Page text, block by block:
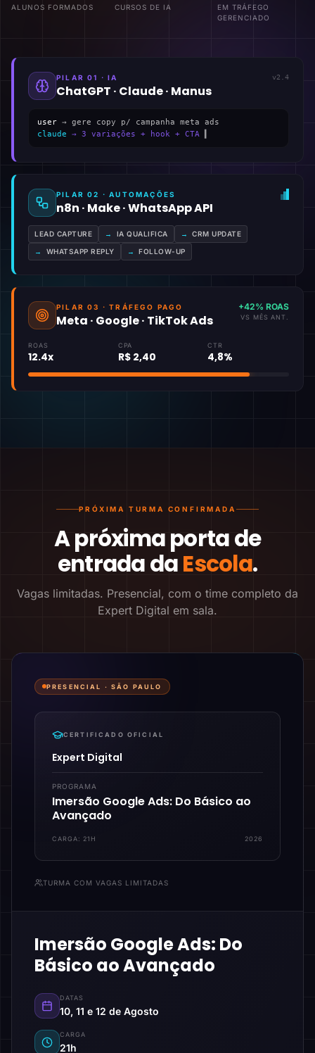
ALUNOS FORMADOS CURSOS DE IA
EM TRÁFEGO
GERENCIADO
PILAR 01 · IA
ChatGPT · Claude · Manus
v2.4
user → gere copy p/ campanha meta ads
claude → 3 variações + hook + CTA
PILAR 02 · AUTOMAÇÕES
n8n · Make · WhatsApp API
LEAD CAPTURE → IA QUALIFICA → CRM UPDATE
→ WHATSAPP REPLY → FOLLOW-UP
PILAR 03 · TRÁFEGO PAGO
Meta · Google · TikTok Ads
+42% ROAS
VS MÊS ANT.
ROAS
12.4x
CPA
R$ 2,40
CTR
4,8%
PRÓXIMA TURMA CONFIRMADA
A próxima porta de
entrada daEscola.
Vagas limitadas. Presencial, com o time completo da
Expert Digital em sala.
PRESENCIAL ·SÃO PAULO
CERTIFICADO OFICIAL
Expert Digital
PROGRAMA
Imersão Google Ads: Do Básico ao
Avançado
CARGA: 21H 2026
TURMA COM VAGAS LIMITADAS
Imersão Google Ads: Do
Básico ao Avançado
DATAS
10, 11 e 12 de Agosto
CARGA
21h